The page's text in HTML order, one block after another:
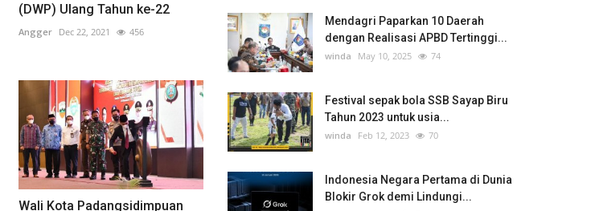
(DWP) Ulang Tahun ke-22
Angger Dec 22, 2021 456
Wali Kota Padangsidimpuan
Mendagri Paparkan 10 Daerah
dengan Realisasi APBD Tertinggi...
winda May 10, 2025 74
Festival sepak bola SSB Sayap Biru
Tahun 2023 untuk usia...
winda Feb 12, 2023 70
Indonesia Negara Pertama di Dunia
Blokir Grok demi Lindungi...